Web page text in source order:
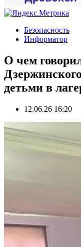
Безопасность
Информатор
О чем
детьми в
12.06.26 16:20